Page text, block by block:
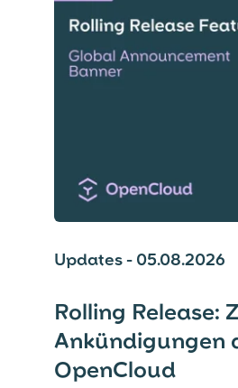
Updates - 05.08.2026
Rolling Release:
Ankündigungen
OpenCloud